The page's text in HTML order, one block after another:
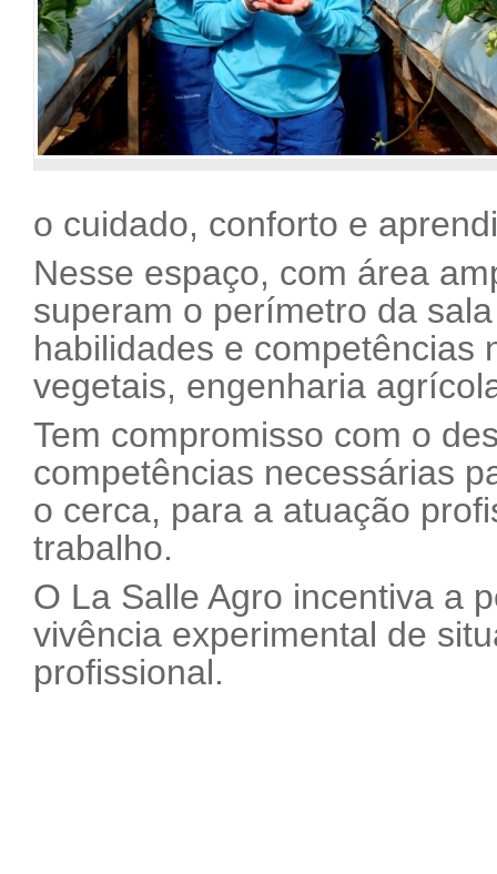
o cuidado, conforto e
Nesse espaço, com área
superam o perímetro da
habilidades e competências
vegetais, engenharia
Tem compromisso com o
competências necessárias
o cerca, para a atuação
trabalho.
O La Salle Agro incentiva a
vivência experimental de
profissional.